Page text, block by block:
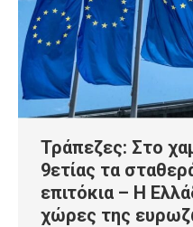
Τράπεζες: Στο
9ετίας τα
επιτόκια – Η
χώρες της